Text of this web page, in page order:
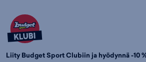
Liity Budget Sport Clubiin ja hyödynnä -10